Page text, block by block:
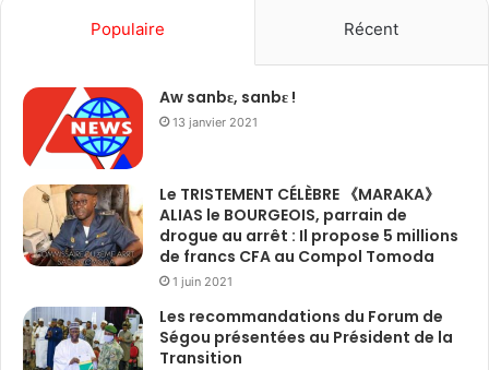
Populaire Récent
Aw sanbɛ, sanbɛ !
13 janvier 2021
Le TRISTEMENT CÉLÈBRE 《MARAKA》
ALIAS le BOURGEOIS, parrain de
drogue au arrêt : Il propose 5 millions
de francs CFA au Compol Tomoda
1 juin 2021
Les recommandations du Forum de
Ségou présentées au Président de la
Transition